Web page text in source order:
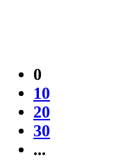
0
10
20
30
...